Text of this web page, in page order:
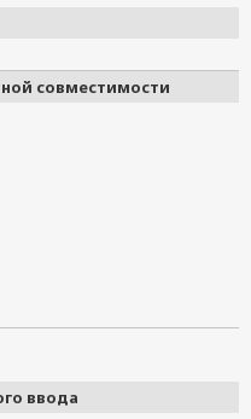
совместимости
ввода